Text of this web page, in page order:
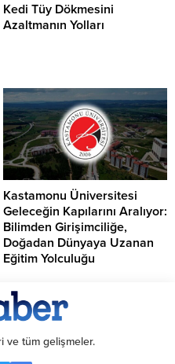
Kedi Tüy Dökmesini
Azaltmanın Yolları
Kastamonu Üniversitesi
Geleceğin Kapılarını Aralıyor:
Bilimden Girişimciliğe,
Doğadan Dünyaya Uzanan
Eğitim Yolculuğu
ve tüm gelişmeler.